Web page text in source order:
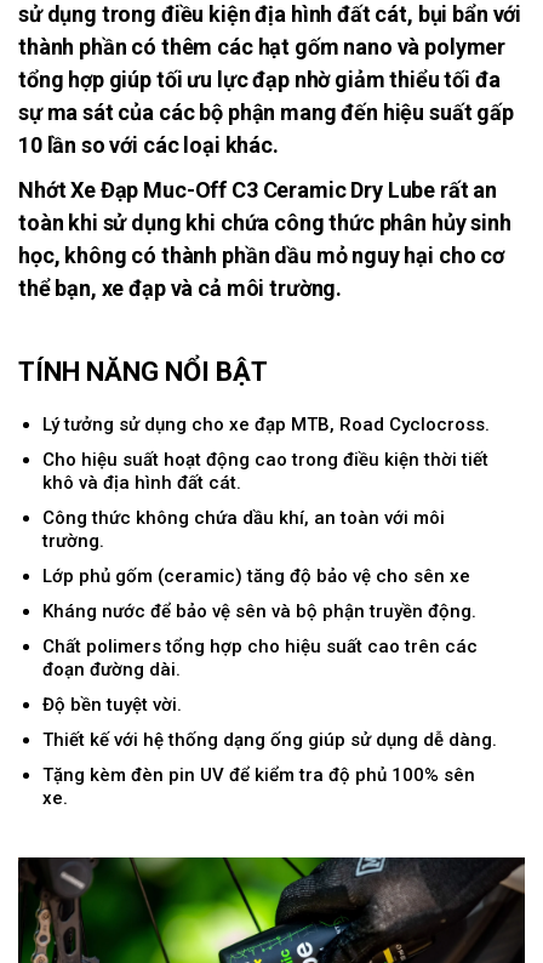
sử dụng trong điều kiện địa hình đất cát, bụi bẩn với
thành phần có thêm các hạt gốm nano và polymer
tổng hợp giúp tối ưu lực đạp nhờ giảm thiểu tối đa
sự ma sát của các bộ phận mang đến hiệu suất gấp
10 lần so với các loại khác.
Nhớt Xe Đạp Muc-Off C3 Ceramic Dry Lube rất an
toàn khi sử dụng khi chứa công thức phân hủy sinh
học, không có thành phần dầu mỏ nguy hại cho cơ
thể bạn, xe đạp và cả môi trường.
TÍNH NĂNG NỔI BẬT
Lý tưởng sử dụng cho xe đạp MTB, Road Cyclocross.
Cho hiệu suất hoạt động cao trong điều kiện thời tiết
khô và địa hình đất cát.
Công thức không chứa dầu khí, an toàn với môi
trường.
Lớp phủ gốm (ceramic) tăng độ bảo vệ cho sên xe
Kháng nước để bảo vệ sên và bộ phận truyền động.
Chất polimers tổng hợp cho hiệu suất cao trên các
đoạn đường dài.
Độ bền tuyệt vời.
Thiết kế với hệ thống dạng ống giúp sử dụng dễ dàng.
Tặng kèm đèn pin UV để kiểm tra độ phủ 100% sên
xe.